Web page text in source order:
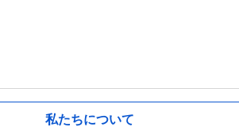
私たちについて